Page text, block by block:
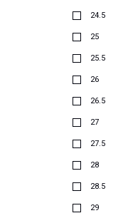
24.5
25
25.5
26
26.5
27
27.5
28
28.5
29